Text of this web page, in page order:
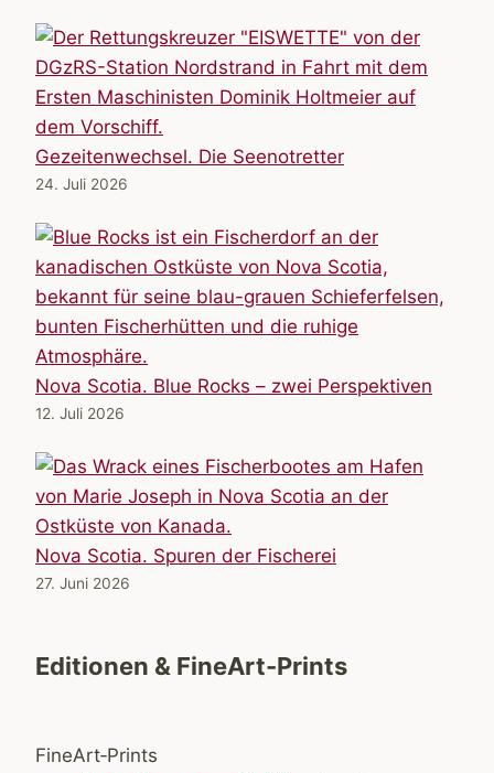
Gezeitenwechsel. Die Seenotretter
24. Juli 2026
Nova Scotia. Blue Rocks – zwei Perspektiven
12. Juli 2026
Nova Scotia. Spuren der Fischerei
27. Juni 2026
Editionen & FineArt-Prints
FineArt‑Prints